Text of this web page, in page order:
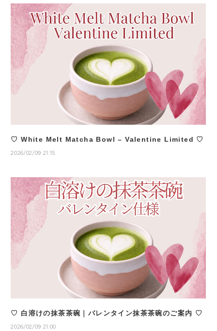
♡ White Melt Matcha Bowl – Valentine Limited ♡
2026/02/09 21:15
♡ 白溶けの抹茶茶碗｜バレンタイン抹茶茶碗のご案内 ♡
2026/02/09 21:00